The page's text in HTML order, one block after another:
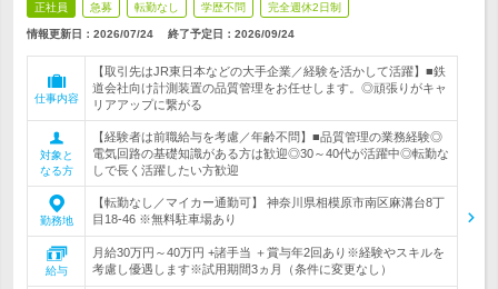
正社員 急募 転勤なし 学歴不問 完全週休2日制
情報更新日：2026/07/24 終了予定日： 2026/09/24
仕事内容
【取引先はJR東日本などの大手企業／経験を活かして活躍】■鉄
道会社向け計測装置の品質管理をお任せします。◎頑張りがキャ
リアアップに繋がる
対象と
なる方
【経験者は前職給与を考慮／年齢不問】■品質管理の業務経験◎
電気回路の基礎知識がある方は歓迎◎30～40代が活躍中◎転勤な
しで長く活躍したい方歓迎
勤務地
【転勤なし／マイカー通勤可】 神奈川県相模原市南区麻溝台8丁
目18-46 ※無料駐車場あり
給与
月給30万円～40万円 +諸手当 ＋賞与年2回あり※経験やスキルを
考慮し優遇します※試用期間3ヵ月（条件に変更なし）